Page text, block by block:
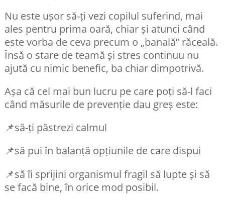
Nu este ușor să-ți vezi copilul suferind, mai
ales pentru prima oară, chiar și atunci când
este vorba de ceva precum o „banală” răceală.
Însă o stare de teamă și stres continuu nu
ajută cu nimic benefic, ba chiar dimpotrivă.
Așa că cel mai bun lucru pe care poți să-l faci
când măsurile de prevenție dau greș este:
📌să-ți păstrezi calmul
📌să pui în balanță opțiunile de care dispui
📌să îi sprijini organismul fragil să lupte și să
se facă bine, în orice mod posibil.